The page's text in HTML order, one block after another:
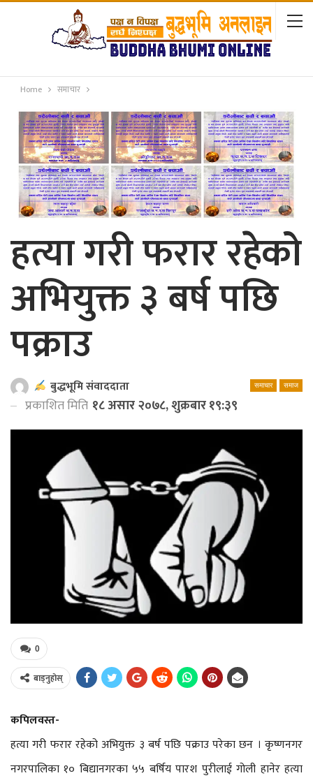
Home समाचार
हत्या गरी फरार रहेको
अभियुक्त ३ बर्ष पछि
पक्राउ
समाचार समाज
बुद्धभूमि संवाददाता
प्रकाशित मिति १८ असार २०७८, शुक्रबार १९:३९
0
बाड्नुहोस्
कपिलवस्त-
हत्या गरी फरार रहेको अभियुक्त ३ बर्ष पछि पक्राउ परेका छन । कृष्णनगर
नगरपालिका १० बिद्यानगरका ५५ बर्षिय पारश पुरीलाई गोली हानेर हत्या